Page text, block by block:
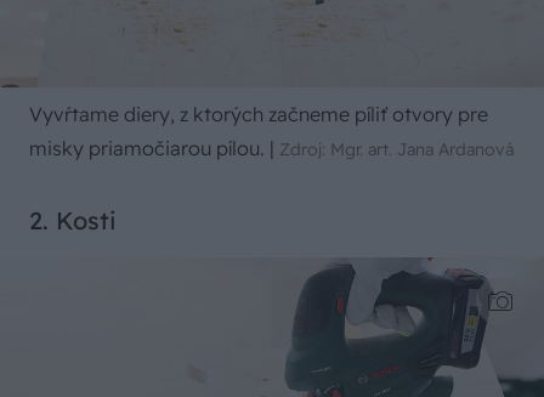
Vyvŕtame diery, z ktorých začneme píliť otvory pre
misky priamočiarou pílou. | Zdroj: Mgr. art. Jana Ardanová
2. Kosti